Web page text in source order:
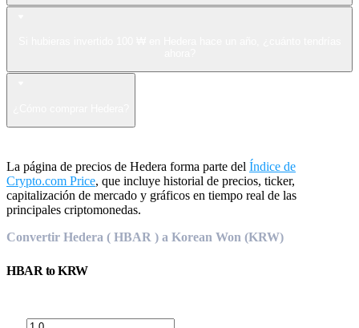
La página de precios de Hedera forma parte del Índice de
Crypto.com Price, que incluye historial de precios, ticker,
capitalización de mercado y gráficos en tiempo real de las
principales criptomonedas.
Convertir Hedera ( HBAR ) a Korean Won (KRW)
HBAR toKRW